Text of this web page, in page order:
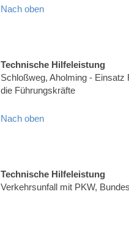
Nach oben
Technische Hilfeleistung
Schloßweg, Aholming - Einsatz
die Führungskräfte
Nach oben
Technische Hilfeleistung
Verkehrsunfall mit PKW,